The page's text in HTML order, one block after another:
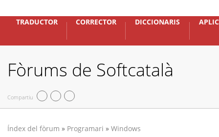
TRADUCTOR CORRECTOR DICCIONARIS
Fòrums de Softcatalà
Compartiu
Índex del fòrum » Programari » Windows